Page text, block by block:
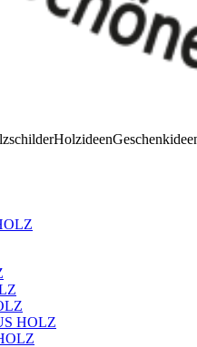
Holzideen
HOLZ